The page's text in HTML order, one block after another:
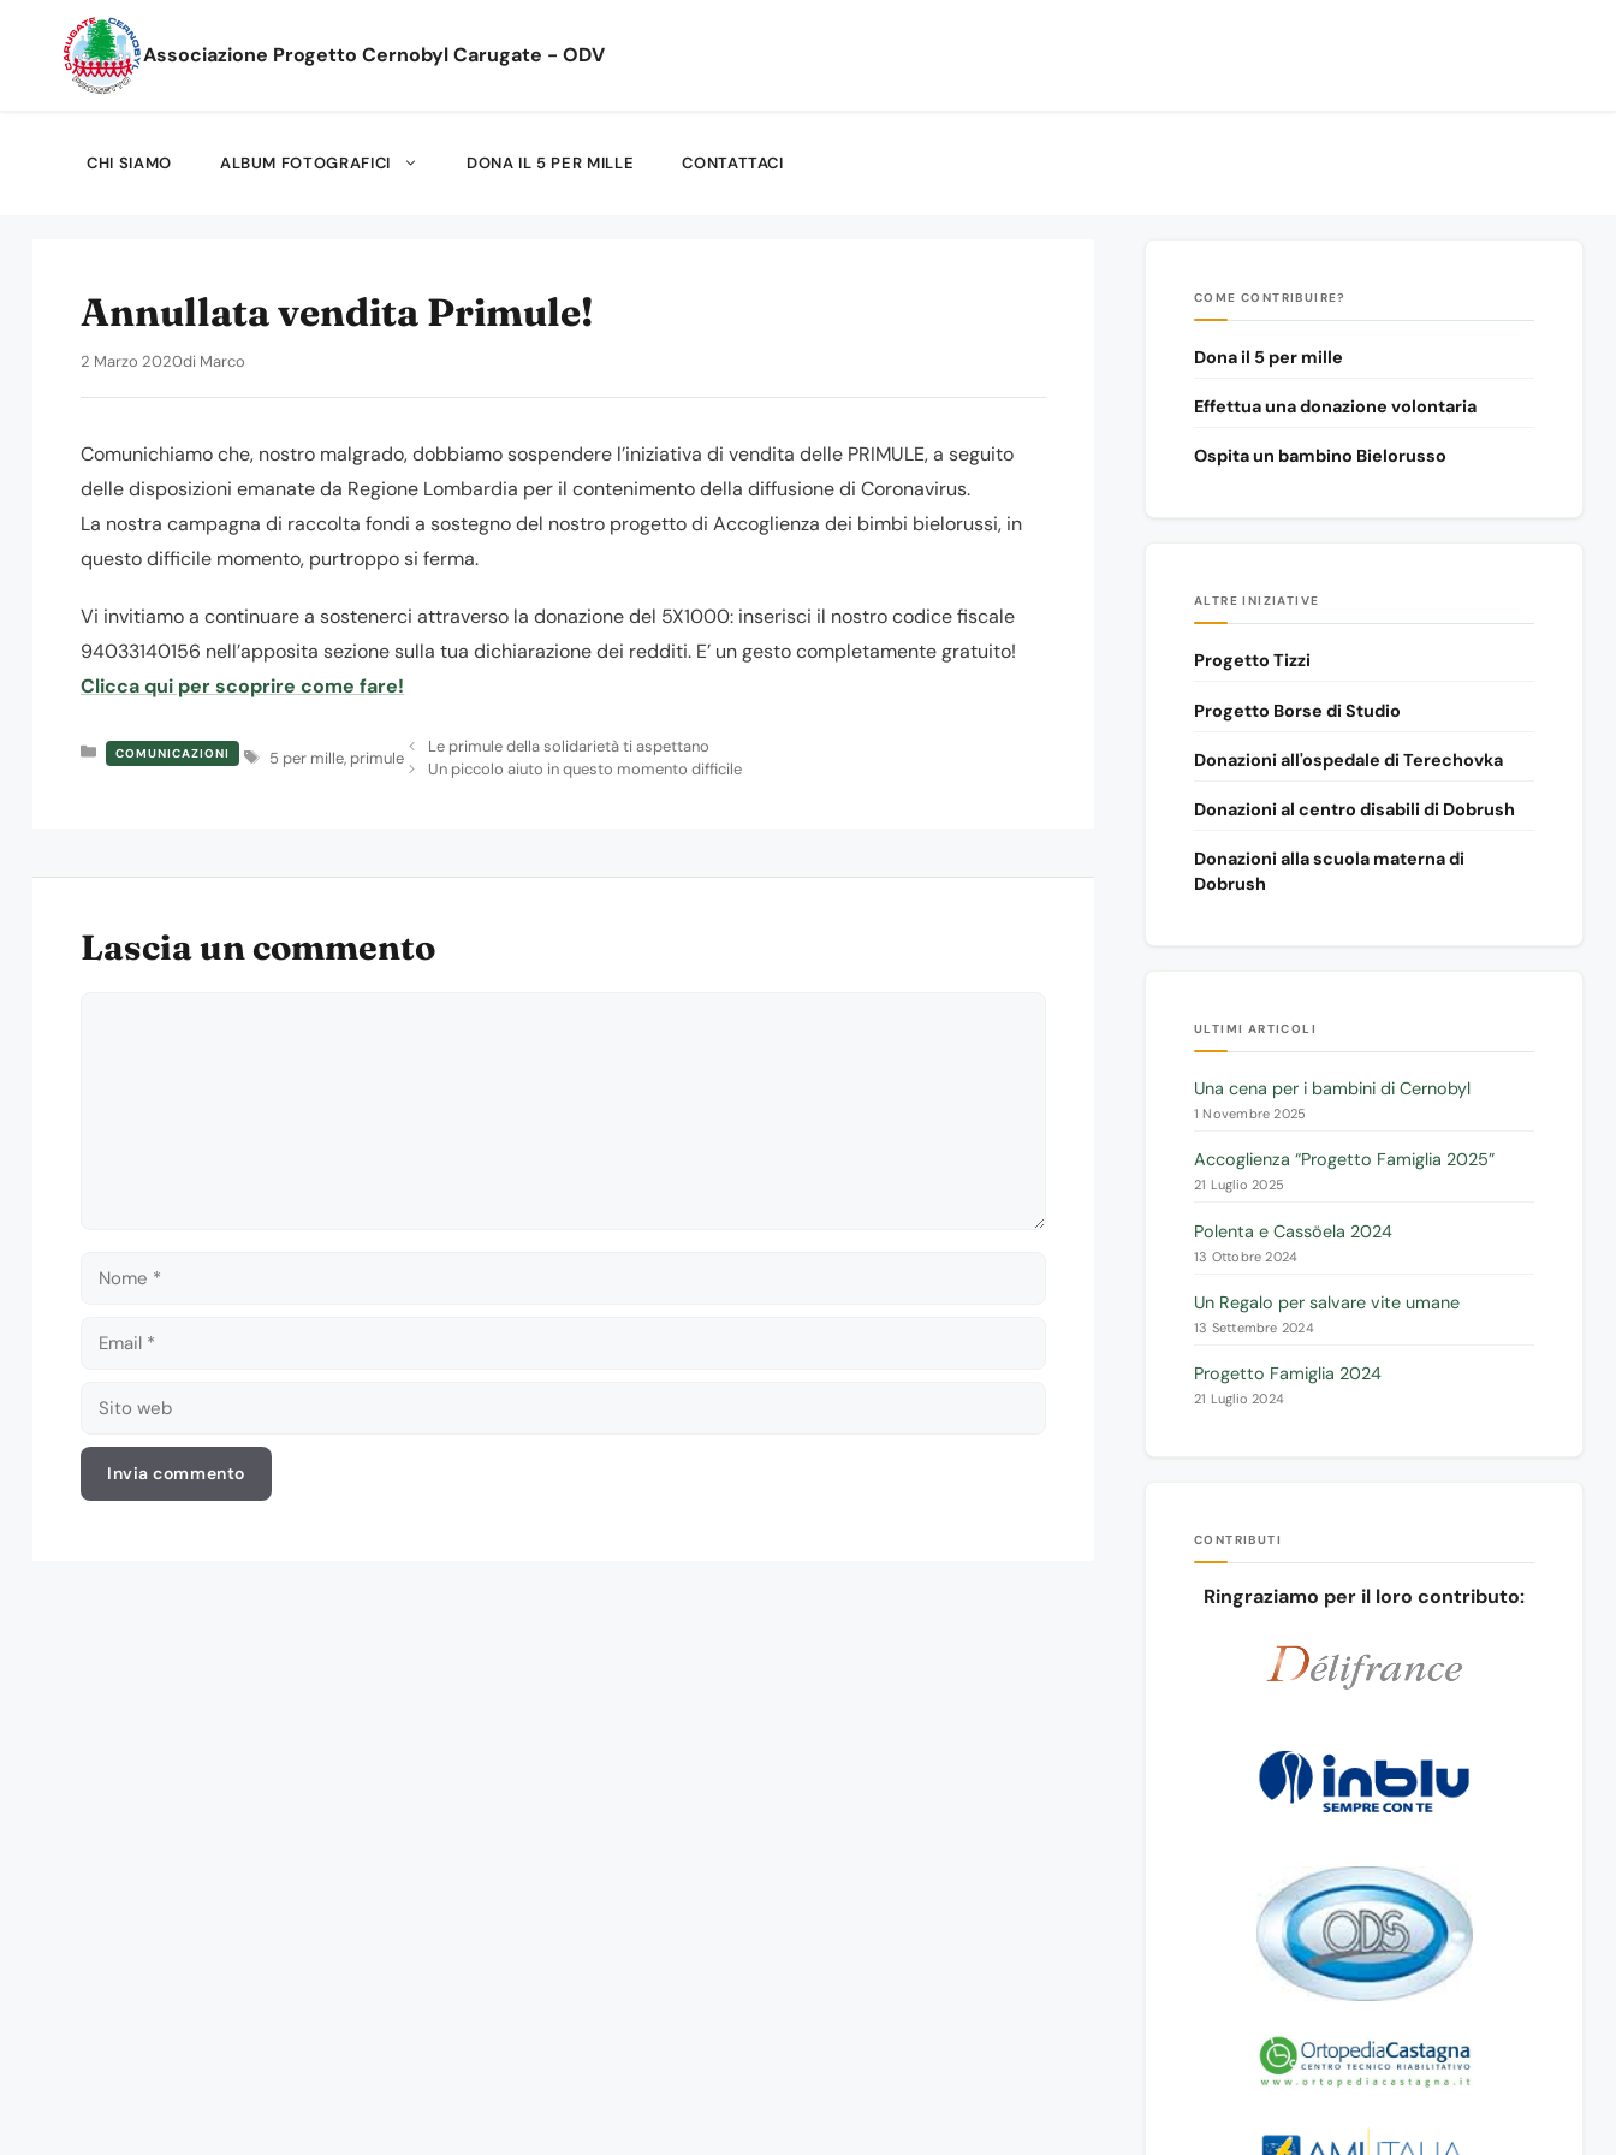
contenuto
Associazione Progetto Cernobyl Carugate - ODV
CHI SIAMO ALBUM FOTOGRAFICI DONA IL 5 PER MILLE CONTATTACI
Annullata vendita Primule!
2 Marzo 2020di Marco
Comunichiamo che, nostro malgrado, dobbiamo sospendere l’iniziativa di vendita delle PRIMULE, a seguito
delle disposizioni emanate da Regione Lombardia per il contenimento della diffusione di Coronavirus.
La nostra campagna di raccolta fondi a sostegno del nostro progetto di Accoglienza dei bimbi bielorussi, in
questo difficile momento, purtroppo si ferma.
Vi invitiamo a continuare a sostenerci attraverso la donazione del 5X1000: inserisci il nostro codice fiscale
94033140156 nell’apposita sezione sulla tua dichiarazione dei redditi. E’ un gesto completamente gratuito!
Clicca qui per scoprire come fare!
Categorie
COMUNICAZIONI Tag
5 per mille, primule
Le primule della solidarietà ti aspettano
Un piccolo aiuto in questo momento difficile
Lascia un commento
Nome
Email
Sito
COME CONTRIBUIRE?
Dona il 5 per mille
Effettua una donazione volontaria
Ospita un bambino Bielorusso
ALTRE INIZIATIVE
Progetto Tizzi
Progetto Borse di Studio
Donazioni all'ospedale di Terechovka
Donazioni al centro disabili di Dobrush
Donazioni alla scuola materna di
Dobrush
ULTIMI ARTICOLI
Una cena per i bambini di Cernobyl
1 Novembre 2025
Accoglienza “Progetto Famiglia 2025”
21 Luglio 2025
Polenta e Cassöela 2024
13 Ottobre 2024
Un Regalo per salvare vite umane
13 Settembre 2024
Progetto Famiglia 2024
21 Luglio 2024
CONTRIBUTI
Ringraziamo per il loro contributo: